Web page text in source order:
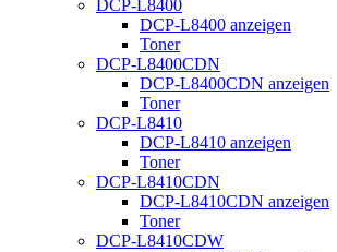
DCP-L8400
DCP-L8400 anzeigen
Toner
DCP-L8400CDN
DCP-L8400CDN anzeigen
Toner
DCP-L8410
DCP-L8410 anzeigen
Toner
DCP-L8410CDN
DCP-L8410CDN anzeigen
Toner
DCP-L8410CDW